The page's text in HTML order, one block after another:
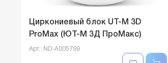
Циркониевый блок UT-M 3D
ProMax (ЮТ-М 3Д ПроМакс)
Арт.: ND-A005799